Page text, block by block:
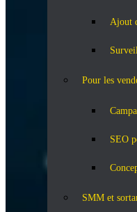
Ajout
Pour les
SEO
SMM et